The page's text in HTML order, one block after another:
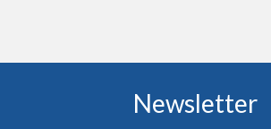
Newsletter